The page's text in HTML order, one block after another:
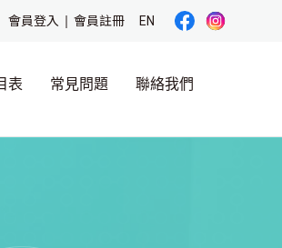
會員登入 會員註冊 EN
表 常見問題 聯絡我們